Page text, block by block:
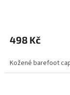
498 Kč
Kožené barefoot